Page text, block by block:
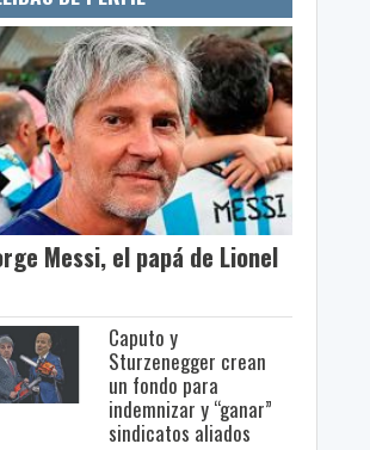
Messi, el papá de Lionel
Caputo y
Sturzenegger crean
un fondo para
indemnizar y “ganar”
sindicatos aliados